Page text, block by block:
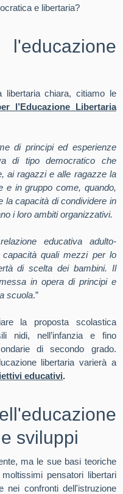
e libertaria?
libertaria chiara, citiamo le
l’Educazione Libertaria
di principi ed esperienze
di tipo democratico che
ai ragazzi e alle ragazze la
e in gruppo come, quando,
la capacità di condividere in
i loro ambiti organizzativi.
educativa adulto-
quali mezzi per lo
di scelta dei bambini. Il
in opera di principi e
scuola.”
la proposta scolastica
nidi, nell’infanzia e fino
di secondo grado.
libertaria varierà a
educativi.
sviluppi
ma le sue basi teoriche
pensatori libertari
nei confronti dell'istruzione